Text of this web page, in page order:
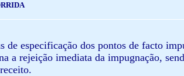
especificação dos pontos de facto
a rejeição imediata da impugnação,